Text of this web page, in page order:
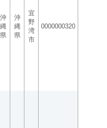
沖
縄
県
沖
縄
県
宜
野
湾
市
0000000320